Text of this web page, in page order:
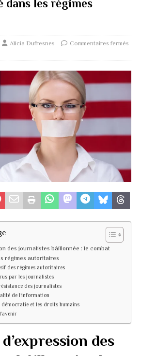
dans les régimes
Alicia Dufresnes Commentaires fermés
des journalistes bâillonnée : le combat
régimes autoritaires
des régimes autoritaires
par les journalistes
des journalistes
de l’information
démocratie et les droits humains
des